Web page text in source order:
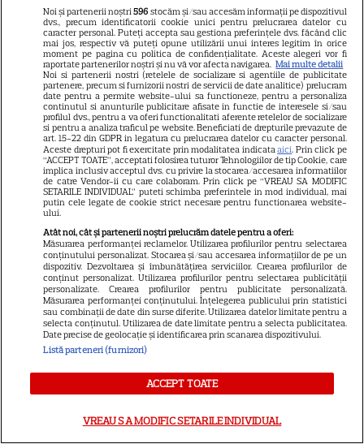
Meryl Streep și Anne
Hathaway revin la revista
Runway
9
VEDETE STRĂINE
Meryl Streep, gest
impresionant pentru Anne
Hathaway și Emily Blunt la
„Diavolul se îmbracă de la
Prada 2”. Ce salarii ar fi primit
13
VEDETE STRĂINE
Tom Holland, decizie radicală
pentru noul său film! Ce
promisiune a făcut actorul
după momentele virale în care
Noi și partenerii noștri596 stocăm și/sau accesăm informații pe dispozitivul
dvs., precum identificatorii cookie unici pentru prelucrarea datelor cu
caracter personal. Puteți accepta sau gestiona preferințele dvs. făcând clic
mai jos, respectiv vă puteți opune utilizării unui interes legitim în orice
moment pe pagina cu politica de confidențialitate. Aceste alegeri vor fi
raportate partenerilor noștri și nu vă vor afecta navigarea. Mai multe detalii
Noi si partenerii nostri (retelele de socializare si agentiile de publicitate
partenere, precum si furnizorii nostri de servicii de date analitice) prelucram
date pentru a permite website-ului sa functioneze, pentru a personaliza
continutul si anunturile publicitare afisate in functie de interesele si/sau
profilul dvs., pentru a va oferi functionalitati aferente retelelor de socializare
si pentru a analiza traficul pe website. Beneficiati de drepturile prevazute de
art. 15-22 din GDPR in legatura cu prelucrarea datelor cu caracter personal.
Aceste drepturi pot fi exercitate prin modalitatea indicataaici. Prin click pe
“ACCEPT TOATE”, acceptati folosirea tuturor Tehnologiilor de tip Cookie, care
implica inclusiv acceptul dvs. cu privire la stocarea/accesarea informatiilor
de catre Vendor-ii cu care colaboram. Prin click pe “VREAU SA MODIFIC
SETARILE INDIVIDUAL” puteti schimba preferintele in mod individual, mai
putin cele legate de cookie strict necesare pentru functionarea website-
ului.
Atât noi, cât și partenerii noștri prelucrăm datele pentru a oferi:
Măsurarea performanței reclamelor. Utilizarea profilurilor pentru selectarea
conținutului personalizat. Stocarea și/sau accesarea informațiilor de pe un
dispozitiv. Dezvoltarea și îmbunătățirea serviciilor. Crearea profilurilor de
conținut personalizat. Utilizarea profilurilor pentru selectarea publicității
personalizate. Crearea profilurilor pentru publicitate personalizată.
Măsurarea performanței conținutului. Înțelegerea publicului prin statistici
sau combinații de date din surse diferite. Utilizarea datelor limitate pentru a
selecta conținutul. Utilizarea de date limitate pentru a selecta publicitatea.
Date precise de geolocație și identificarea prin scanarea dispozitivului.
Listă parteneri (furnizori)
ACCEPT TOATE
VREAU SA MODIFIC SETARILE INDIVIDUAL